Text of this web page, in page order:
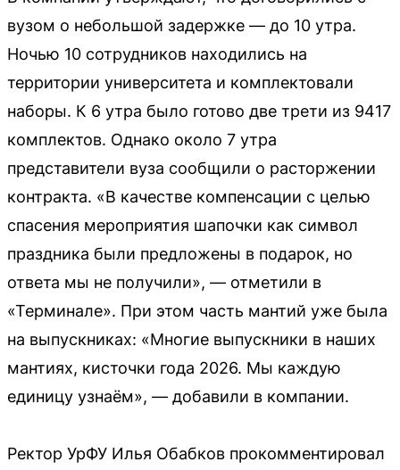
вузом о небольшой задержке — до 10 утра.
Ночью 10 сотрудников находились на
территории университета и комплектовали
наборы. К 6 утра было готово две трети из 9417
комплектов. Однако около 7 утра
представители вуза сообщили о расторжении
контракта. «В качестве компенсации с целью
спасения мероприятия шапочки как символ
праздника были предложены в подарок, но
ответа мы не получили», — отметили в
«Терминале». При этом часть мантий уже была
на выпускниках: «Многие выпускники в наших
мантиях, кисточки года 2026. Мы каждую
единицу узнаём», — добавили в компании.
Ректор УрФУ Илья Обабков прокомментировал